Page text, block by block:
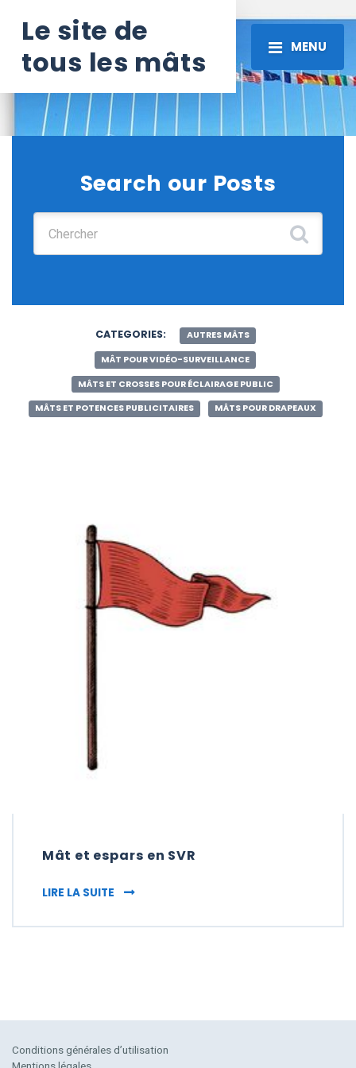
Le site de
tous les mâts
MENU
Search our Posts
CATEGORIES: AUTRES MÂTS
MÂT POUR VIDÉO-SURVEILLANCE
MÂTS ET CROSSES POUR ÉCLAIRAGE PUBLIC
MÂTS ET POTENCES PUBLICITAIRES MÂTS POUR DRAPEAUX
Mât et espars en SVR
LIRE LA SUITE MÂT ET ESPARS EN SVR
Conditions générales d’utilisation